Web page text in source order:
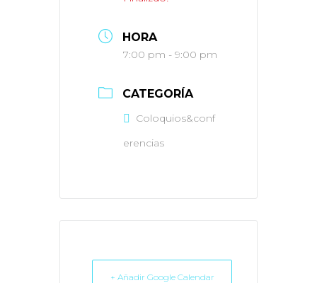
HORA
7:00 pm - 9:00 pm
CATEGORÍA
Coloquios&conf
erencias
+ Añadir Google Calendar